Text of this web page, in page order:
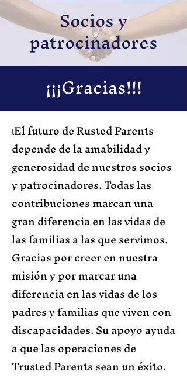
Socios y
patrocinadores
¡¡¡Gracias!!!
tEl futuro de Rusted Parents
depende de la amabilidad y
generosidad de nuestros socios
y patrocinadores. Todas las
contribuciones marcan una
gran diferencia en las vidas de
las familias a las que servimos.
Gracias por creer en nuestra
misión y por marcar una
diferencia en las vidas de los
padres y familias que viven con
discapacidades. Su apoyo ayuda
a que las operaciones de
Trusted Parents sean un éxito.